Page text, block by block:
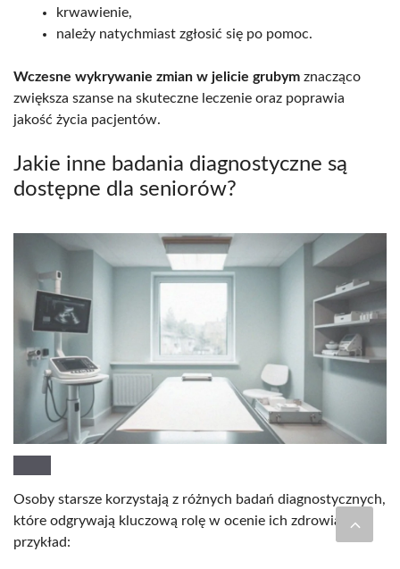
krwawienie,
należy natychmiast zgłosić się po pomoc.
Wczesne wykrywanie zmian w jelicie grubym znacząco
zwiększa szanse na skuteczne leczenie oraz poprawia
jakość życia pacjentów.
Jakie inne badania diagnostyczne są
dostępne dla seniorów?
Osoby starsze korzystają z różnych badań diagnostycznych,
które odgrywają kluczową rolę w ocenie ich zdrowia. Na
przykład: